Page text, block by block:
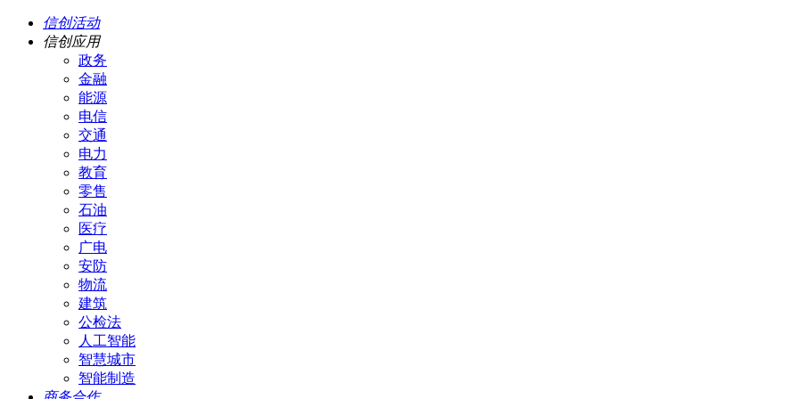
信创活动
信创应用
政务
金融
能源
电信
交通
电力
教育
零售
石油
医疗
广电
安防
物流
建筑
公检法
人工智能
智慧城市
智能制造